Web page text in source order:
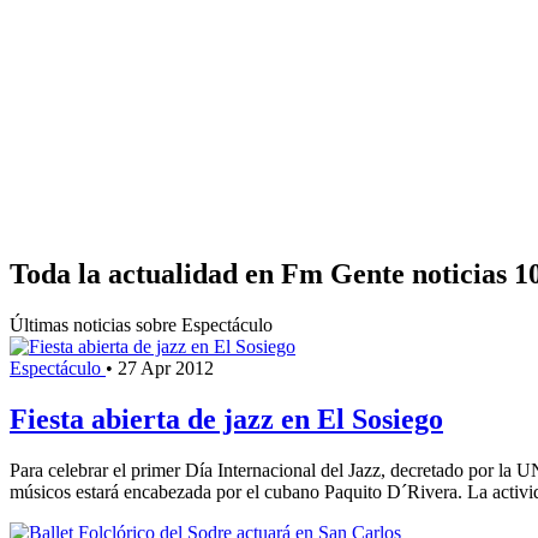
Toda la actualidad en Fm Gente noticias
Últimas noticias sobre Espectáculo
Espectáculo • 27 Apr 2012
Fiesta abierta de jazz en El Sosiego
Para celebrar el primer Día Internacional del Jazz, decretado por la
músicos estará encabezada por el cubano Paquito D´Rivera. La